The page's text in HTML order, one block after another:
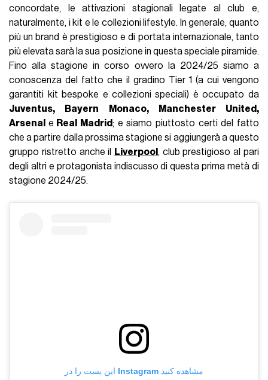
concordate, le attivazioni stagionali legate al club e,
naturalmente, i kit e le collezioni lifestyle. In generale, quanto
più un brand è prestigioso e di portata internazionale, tanto
più elevata sarà la sua posizione in questa speciale piramide.
Fino alla stagione in corso ovvero la 2024/25 siamo a
conoscenza del fatto che il gradino Tier 1 (a cui vengono
garantiti kit bespoke e collezioni speciali) è occupato da
Juventus, Bayern Monaco, Manchester United,
Arsenal e Real Madrid; e siamo piuttosto certi del fatto
che a partire dalla prossima stagione si aggiungerà a questo
gruppo ristretto anche il
Liverpool , club prestigioso al pari
degli altri e protagonista indiscusso di questa prima metà di
stagione 2024/25.
این پست را در Instagram مشاهده کنید